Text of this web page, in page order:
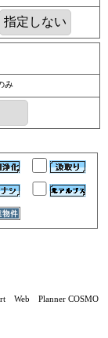
み
Web Planner COSMO